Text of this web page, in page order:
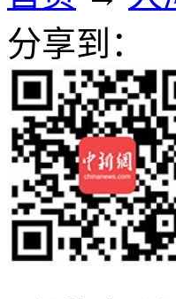
分享到：